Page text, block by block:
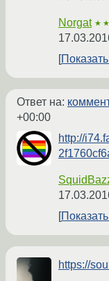
Norgat
Ответ на:
+00:00
http://
https://